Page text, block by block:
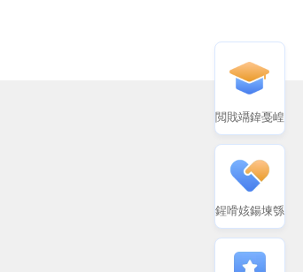
閲戝竵鍏戞崲
鍟嗗姟鍚堜綔